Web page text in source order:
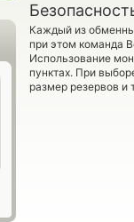
Каждый из
при этом команда
Использование
пунктах. При
размер резервов и